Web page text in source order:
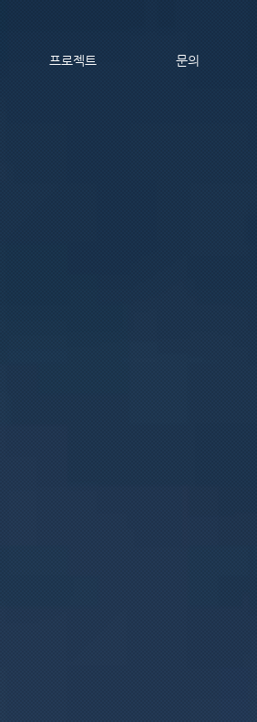
프로젝트 문의